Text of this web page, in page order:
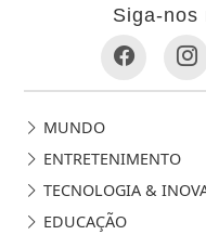
Siga-nos
MUNDO
ENTRETENIMENTO
TECNOLOGIA &
EDUCAÇÃO